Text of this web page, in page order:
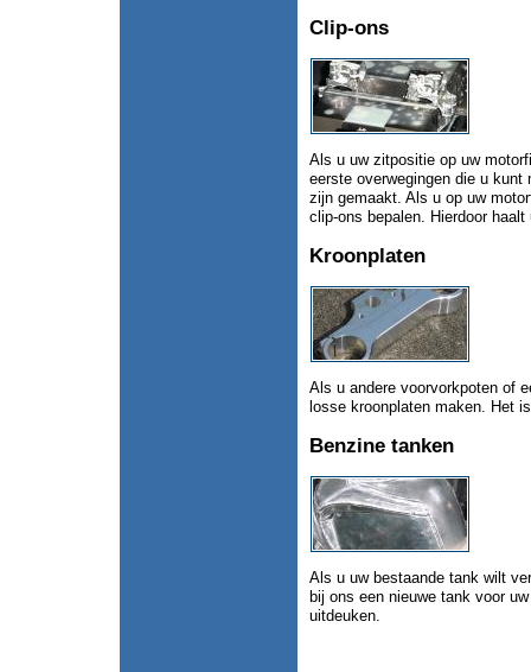
Clip-ons
Als u uw zitpositie op uw
eerste overwegingen die u
zijn gemaakt. Als u op uw
clip-ons bepalen. Hierdoor
Kroonplaten
Als u andere voorvorkpoten of
losse kroonplaten maken. Het
Benzine tanken
Als u uw bestaande tank wilt
bij ons een nieuwe tank voor
uitdeuken.